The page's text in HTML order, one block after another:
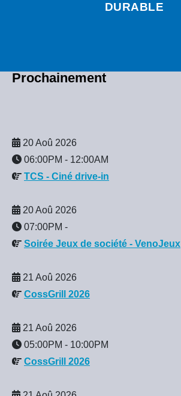
DURABLE
Prochainement
20 Aoû 2026
06:00PM - 12:00AM
TCS - Ciné drive-in
20 Aoû 2026
07:00PM -
Soirée Jeux de société - VenoJeux
21 Aoû 2026
CossGrill 2026
21 Aoû 2026
05:00PM - 10:00PM
CossGrill 2026